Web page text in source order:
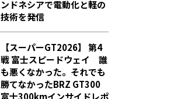
ンドネシアで電動化と軽の
技術を発信
【スーパーGT2026】 第4
戦 富士スピードウェイ 誰
も悪くなかった。それでも
勝てなかった――BRZ GT300
富士300kmインサイドレポ